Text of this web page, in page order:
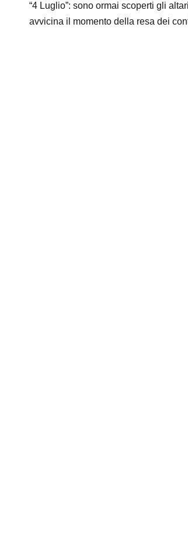
“4 Luglio”: sono ormai scoperti gli
avvicina il momento della resa dei